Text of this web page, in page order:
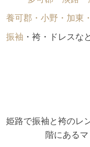
養可郡・小野・加東
振袖 ・袴・ドレスな
姫路で振袖と袴のレ
階にある